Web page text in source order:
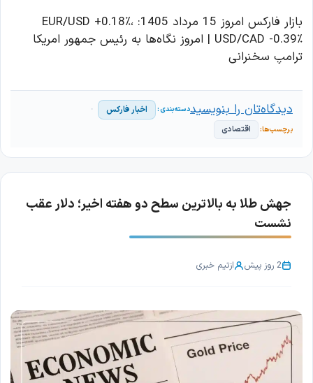
بازار فارکس امروز 15 مرداد 1405: EUR/USD +0.18٪،
USD/CAD -0.39٪ | امروز نگاه‌ها به رئیس جمهور امریکا
ترامپ سخنرانی
اخبار فارکس
اقتصادی
دیدگاه‌تان را بنویسید
جهش طلا به بالاترین سطح دو هفته اخیر؛ دلار عقب
نشست
2 روز پیش ازتیم خبری